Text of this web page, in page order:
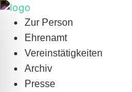
Zum
Inhalt
springen
Zur Person
Ehrenamt
Vereinstätigkeiten
Archiv
Presse